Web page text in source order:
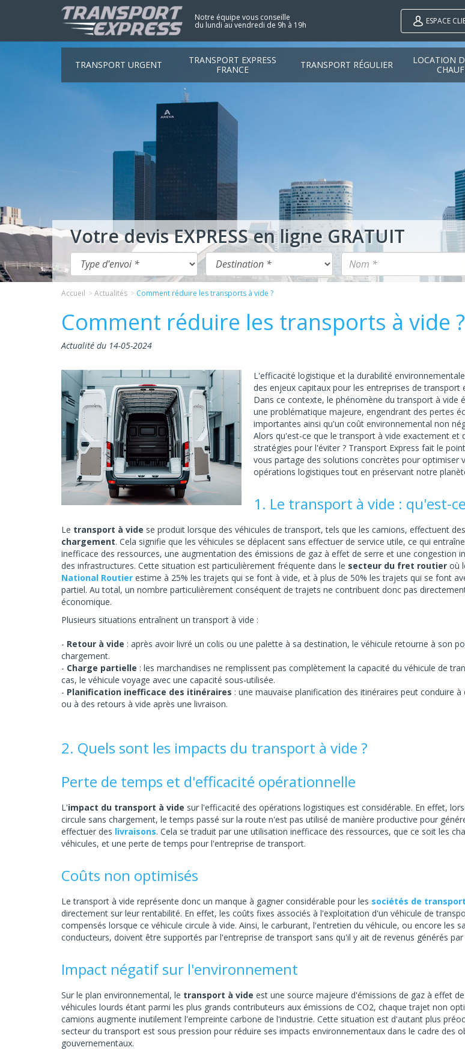
Notre équipe vous conseille
du lundi au vendredi de 9h à 19h ESPACE
TRANSPORT URGENT
TRANSPORT EXPRESS
FRANCE
TRANSPORT RÉGULIER
LOCATION
Accueil Actualités Comment réduire les transports à vide ?
Comment réduire les transports à vide ?
Actualité du 14-05-2024
L'efficacité logistique et la durabilité
des enjeux capitaux pour les entreprises de transport
Dans ce contexte, le phénomène du transport à vide
une problématique majeure, engendrant des pertes
importantes ainsi qu'un coût environnemental non
Alors qu'est-ce que le transport à vide exactement et
stratégies pour l'éviter ? Transport Express fait le
vous partage des solutions concrètes pour optimiser
opérations logistiques tout en préservant notre
1. Le transport à vide : qu'est-
Le transport à vide se produit lorsque des véhicules de transport, tels que les camions, effectuent des
chargement. Cela signifie que les véhicules se déplacent sans effectuer de service utile, ce qui
inefficace des ressources, une augmentation des émissions de gaz à effet de serre et une congestion
des infrastructures. Cette situation est particulièrement fréquente dans le secteur du fret routier où
National Routier estime à 25% les trajets qui se font à vide, et à plus de 50% les trajets qui se font
partiel. Au total, un nombre particulièrement conséquent de trajets ne contribuent donc pas
économique.
Plusieurs situations entraînent un transport à vide :
Retour à vide : après avoir livré un colis ou une palette à sa destination, le véhicule retourne à son
chargement.
Charge partielle : les marchandises ne remplissent pas complètement la capacité du véhicule de
cas, le véhicule voyage avec une capacité sous-utilisée.
Planification inefficace des itinéraires : une mauvaise planification des itinéraires peut conduire
ou à des retours à vide après une livraison.
2. Quels sont les impacts du transport à vide ?
Perte de temps et d'efficacité opérationnelle
L'impact du transport à vide sur l'efficacité des opérations logistiques est considérable. En effet,
circule sans chargement, le temps passé sur la route n'est pas utilisé de manière productive pour
effectuer des livraisons. Cela se traduit par une utilisation inefficace des ressources, que ce soit les
véhicules, et une perte de temps pour l'entreprise de transport.
Coûts non optimisés
Le transport à vide représente donc un manque à gagner considérable pour les sociétés de transport
directement sur leur rentabilité. En effet, les coûts fixes associés à l'exploitation d'un véhicule de
compensés lorsque ce véhicule circule à vide. Ainsi, le carburant, l'entretien du véhicule, ou encore les
conducteurs, doivent être supportés par l'entreprise de transport sans qu'il y ait de revenus générés
Impact négatif sur l'environnement
Sur le plan environnemental, le transport à vide est une source majeure d'émissions de gaz à effet
véhicules lourds étant parmi les plus grands contributeurs aux émissions de CO2, chaque trajet non
camions augmente inutilement l'empreinte carbone de l'industrie. Cette situation est d'autant plus
secteur du transport est sous pression pour réduire ses impacts environnementaux dans le cadre des
gouvernementaux.
Votre devis EXPRESS en ligne GRATUIT